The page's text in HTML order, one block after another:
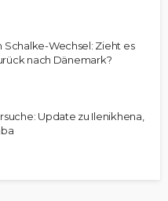
Wechsel: Zieht es
nach Dänemark?
Update zu Ilenikhena,